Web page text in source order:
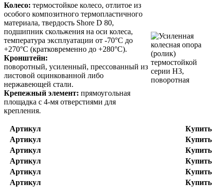
Колесо: термостойкое колесо, отлитое из
особого композитного термопластичного
материала, твердость Shore D 80,
подшипник скольжения на оси колеса,
температура эксплуатации от -70°С до
+270°С (кратковременно до +280°С).
Кронштейн:
поворотный, усиленный, прессованный из
листовой оцинкованной либо
нержавеющей стали.
Крепежный элемент: прямоугольная
площадка с 4-мя отверстиями для
крепления.
Артикул
Купить
Артикул
Купить
Артикул
Купить
Артикул
Купить
Артикул
Купить
Артикул
Купить